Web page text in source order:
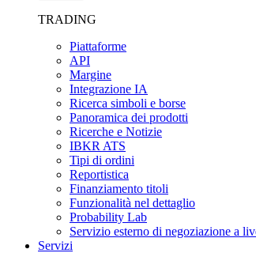
TRADING
Piattaforme
API
Margine
Integrazione IA
Ricerca simboli e borse
Panoramica dei prodotti
Ricerche e Notizie
IBKR ATS
Tipi di ordini
Reportistica
Finanziamento titoli
Funzionalità nel dettaglio
Probability Lab
Servizio esterno di negoziazione a
Servizi